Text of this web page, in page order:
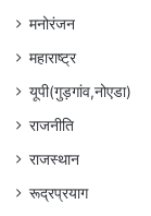
मनोरंजन
महाराष्ट्र
यूपी(गुड़गांव,नोएडा)
राजनीति
राजस्थान
रूद्रप्रयाग